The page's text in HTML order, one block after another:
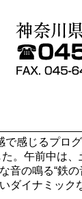
感じるプロ
。午前中は
の鳴る“鉄
ダイナミック